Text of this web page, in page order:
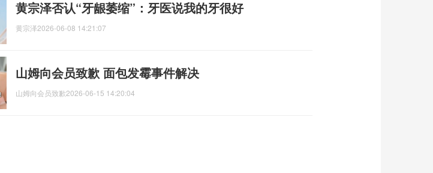
黄宗泽否认“牙龈萎缩”：牙医说我的牙很好
黄宗泽2026-06-08 14:21:07
山姆向会员致歉 面包发霉事件解决
山姆向会员致歉2026-06-15 14:20:04